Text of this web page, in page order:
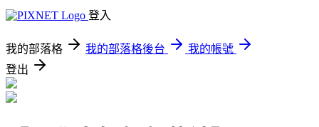
登入
我的部落格 我的部落格後台
我的帳號
登出